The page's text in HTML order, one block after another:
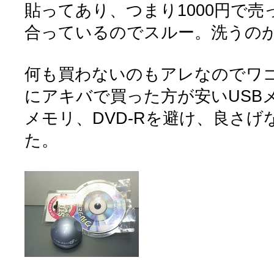
貼ってあり、つまり1000円で売
合っているのでスルー。洗うの
何も買わないのもアレなのでワ
にアキバで買った方が安いUSB
メモリ、DVD-Rを避け、良さげ
た。